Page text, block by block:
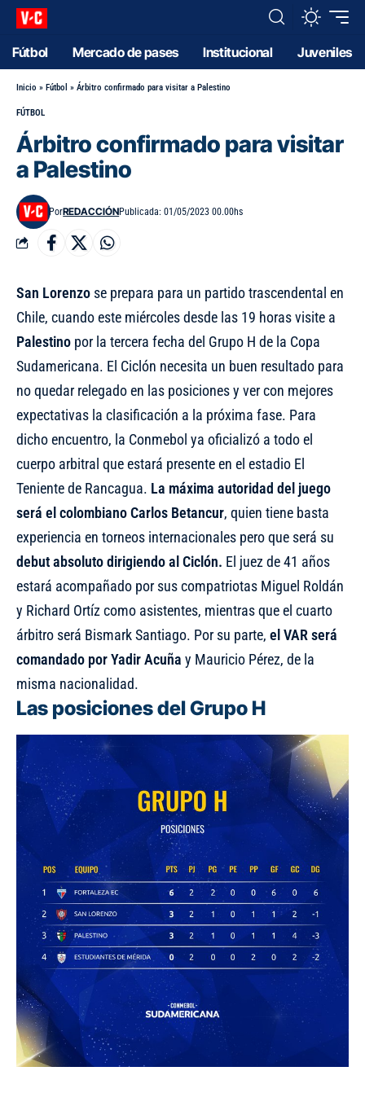
Fútbol Mercado de pases Institucional Juveniles
Inicio » Fútbol » Árbitro confirmado para visitar a Palestino
FÚTBOL
Árbitro confirmado para visitar
a Palestino
PorREDACCIÓNPublicada: 01/05/2023 00.00hs
San Lorenzo se prepara para un partido trascendental en
Chile, cuando este miércoles desde las 19 horas visite a
Palestino por la tercera fecha del Grupo H de la Copa
Sudamericana. El Ciclón necesita un buen resultado para
no quedar relegado en las posiciones y ver con mejores
expectativas la clasificación a la próxima fase. Para
dicho encuentro, la Conmebol ya oficializó a todo el
cuerpo arbitral que estará presente en el estadio El
Teniente de Rancagua. La máxima autoridad del juego
será el colombiano Carlos Betancur, quien tiene basta
experiencia en torneos internacionales pero que será su
debut absoluto dirigiendo al Ciclón. El juez de 41 años
estará acompañado por sus compatriotas Miguel Roldán
y Richard Ortíz como asistentes, mientras que el cuarto
árbitro será Bismark Santiago. Por su parte, el VAR será
comandado por Yadir Acuña y Mauricio Pérez, de la
misma nacionalidad.
Las posiciones del Grupo H